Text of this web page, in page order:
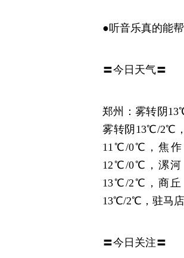
●听音乐真的能
〓今日天气〓
郑州：雾转阴
雾转阴13℃/2℃
11℃/0℃，焦作
12℃/0℃，漯河
13℃/2℃，商丘
13℃/2℃，驻马
〓今日关注〓